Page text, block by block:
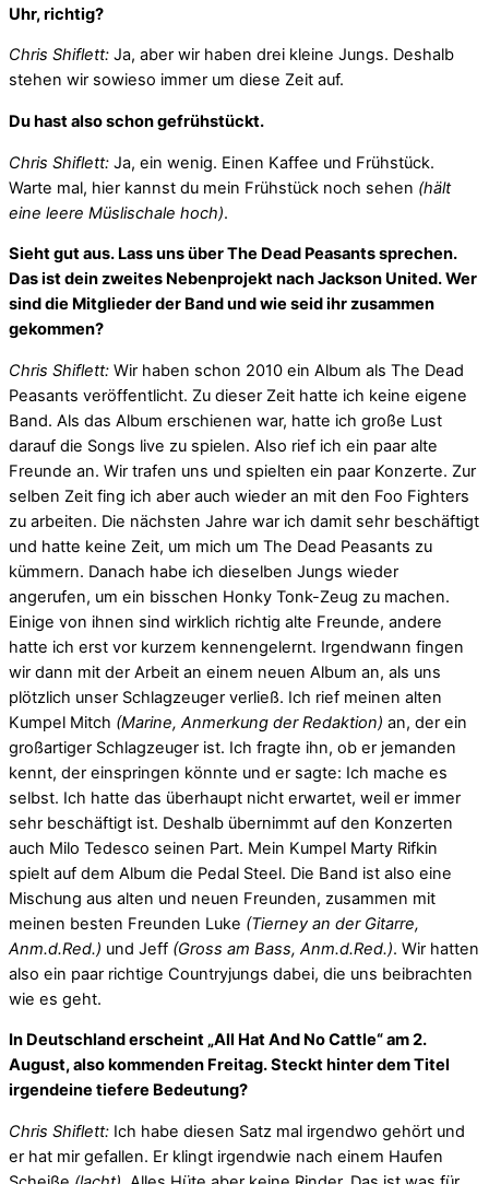
Uhr, richtig?
Chris Shiflett: Ja, aber wir haben drei kleine Jungs. Deshalb
stehen wir sowieso immer um diese Zeit auf.
Du hast also schon gefrühstückt.
Chris Shiflett: Ja, ein wenig. Einen Kaffee und Frühstück.
Warte mal, hier kannst du mein Frühstück noch sehen (hält
eine leere Müslischale hoch).
Sieht gut aus. Lass uns über The Dead Peasants sprechen.
Das ist dein zweites Nebenprojekt nach Jackson United. Wer
sind die Mitglieder der Band und wie seid ihr zusammen
gekommen?
Chris Shiflett: Wir haben schon 2010 ein Album als The Dead
Peasants veröffentlicht. Zu dieser Zeit hatte ich keine eigene
Band. Als das Album erschienen war, hatte ich große Lust
darauf die Songs live zu spielen. Also rief ich ein paar alte
Freunde an. Wir trafen uns und spielten ein paar Konzerte. Zur
selben Zeit fing ich aber auch wieder an mit den Foo Fighters
zu arbeiten. Die nächsten Jahre war ich damit sehr beschäftigt
und hatte keine Zeit, um mich um The Dead Peasants zu
kümmern. Danach habe ich dieselben Jungs wieder
angerufen, um ein bisschen Honky Tonk-Zeug zu machen.
Einige von ihnen sind wirklich richtig alte Freunde, andere
hatte ich erst vor kurzem kennengelernt. Irgendwann fingen
wir dann mit der Arbeit an einem neuen Album an, als uns
plötzlich unser Schlagzeuger verließ. Ich rief meinen alten
Kumpel Mitch (Marine, Anmerkung der Redaktion) an, der ein
großartiger Schlagzeuger ist. Ich fragte ihn, ob er jemanden
kennt, der einspringen könnte und er sagte: Ich mache es
selbst. Ich hatte das überhaupt nicht erwartet, weil er immer
sehr beschäftigt ist. Deshalb übernimmt auf den Konzerten
auch Milo Tedesco seinen Part. Mein Kumpel Marty Rifkin
spielt auf dem Album die Pedal Steel. Die Band ist also eine
Mischung aus alten und neuen Freunden, zusammen mit
meinen besten Freunden Luke (Tierney an der Gitarre,
Anm.d.Red.) und Jeff (Gross am Bass, Anm.d.Red.). Wir hatten
also ein paar richtige Countryjungs dabei, die uns beibrachten
wie es geht.
In Deutschland erscheint „All Hat And No Cattle“ am 2.
August, also kommenden Freitag. Steckt hinter dem Titel
irgendeine tiefere Bedeutung?
Chris Shiflett: Ich habe diesen Satz mal irgendwo gehört und
er hat mir gefallen. Er klingt irgendwie nach einem Haufen